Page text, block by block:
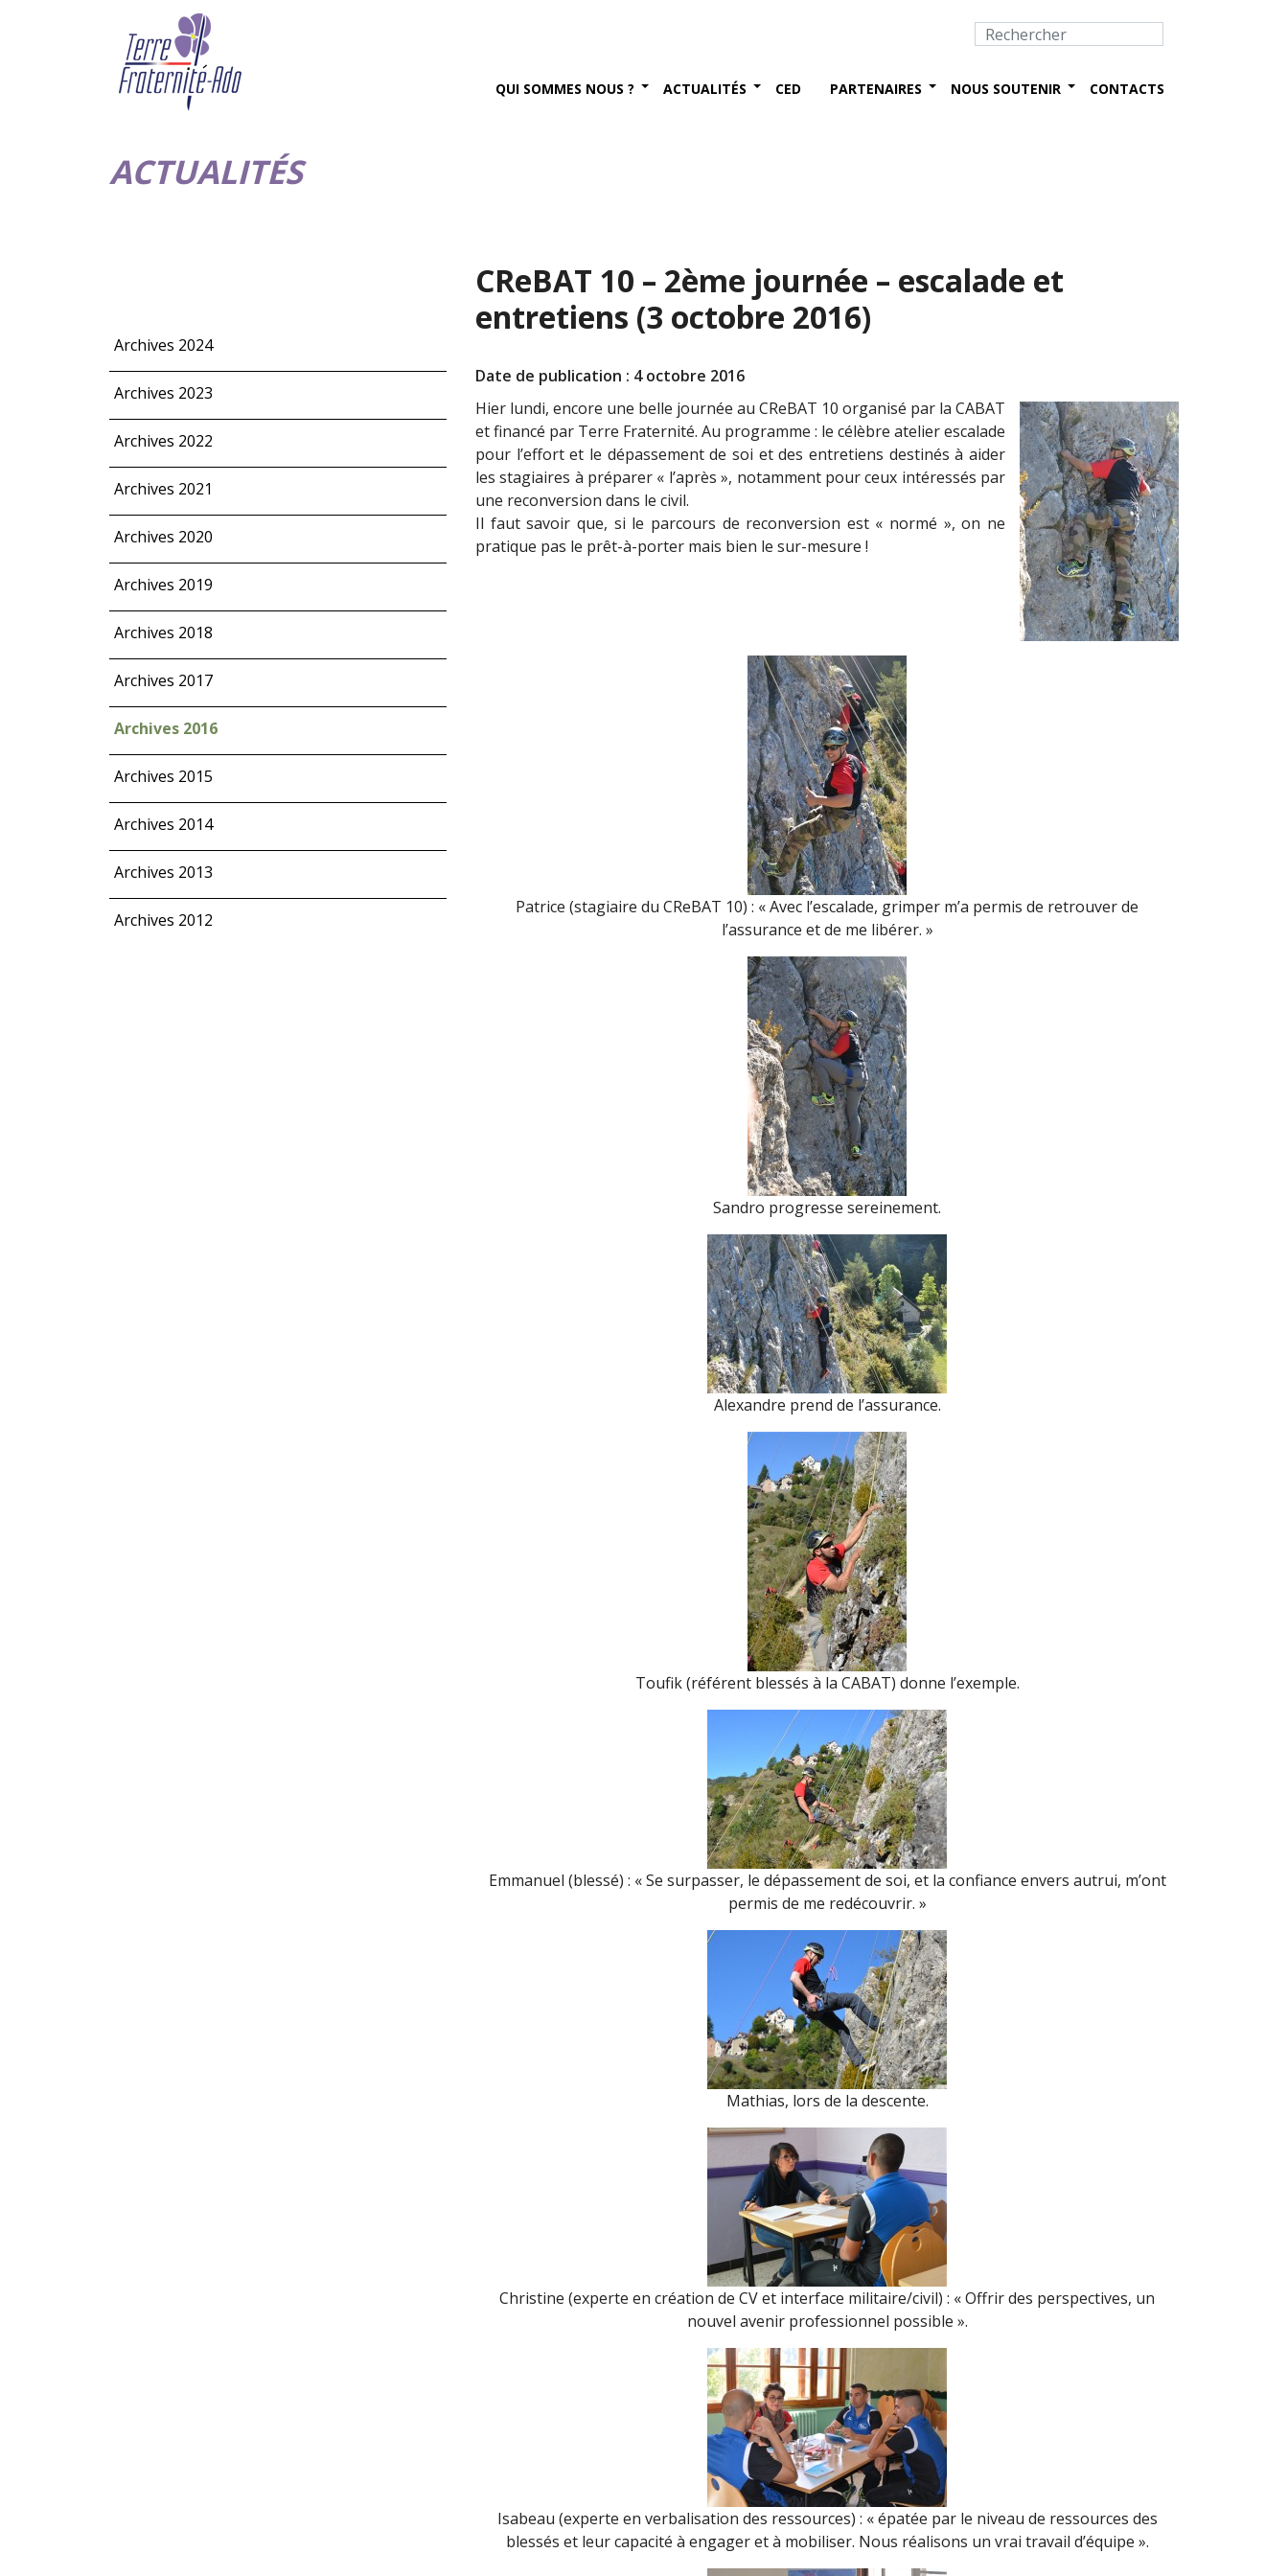
QUI SOMMES NOUS ? ACTUALITÉS CED PARTENAIRES NOUS SOUTENIR CONTACTS
ACTUALITÉS
Archives 2024
Archives 2023
Archives 2022
Archives 2021
Archives 2020
Archives 2019
Archives 2018
Archives 2017
Archives 2016
Archives 2015
Archives 2014
Archives 2013
Archives 2012
CReBAT 10 – 2ème journée – escalade et
entretiens (3 octobre 2016)
Date de publication : 4 octobre 2016
Hier lundi, encore une belle journée au CReBAT 10 organisé par la CABAT
et financé par Terre Fraternité. Au programme : le célèbre atelier escalade
pour l’effort et le dépassement de soi et des entretiens destinés à aider
les stagiaires à préparer « l’après », notamment pour ceux intéressés par
une reconversion dans le civil.
Il faut savoir que, si le parcours de reconversion est « normé », on ne
pratique pas le prêt-à-porter mais bien le sur-mesure !
Patrice (stagiaire du CReBAT 10) : « Avec l’escalade, grimper m’a permis de retrouver de
l’assurance et de me libérer. »
Sandro progresse sereinement.
Alexandre prend de l’assurance.
Toufik (référent blessés à la CABAT) donne l’exemple.
Emmanuel (blessé) : « Se surpasser, le dépassement de soi, et la confiance envers autrui, m’ont
permis de me redécouvrir. »
Mathias, lors de la descente.
Christine (experte en création de CV et interface militaire/civil) : « Offrir des perspectives, un
nouvel avenir professionnel possible ».
Isabeau (experte en verbalisation des ressources) : « épatée par le niveau de ressources des
blessés et leur capacité à engager et à mobiliser. Nous réalisons un vrai travail d’équipe ».